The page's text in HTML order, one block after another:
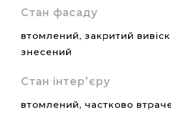
Стан фасаду
втомлений, закритий
знесений
Стан інтер’єру
втомлений, частково